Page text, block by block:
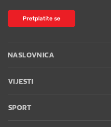
Pretplatite se
NASLOVNICA
VIJESTI
SPORT